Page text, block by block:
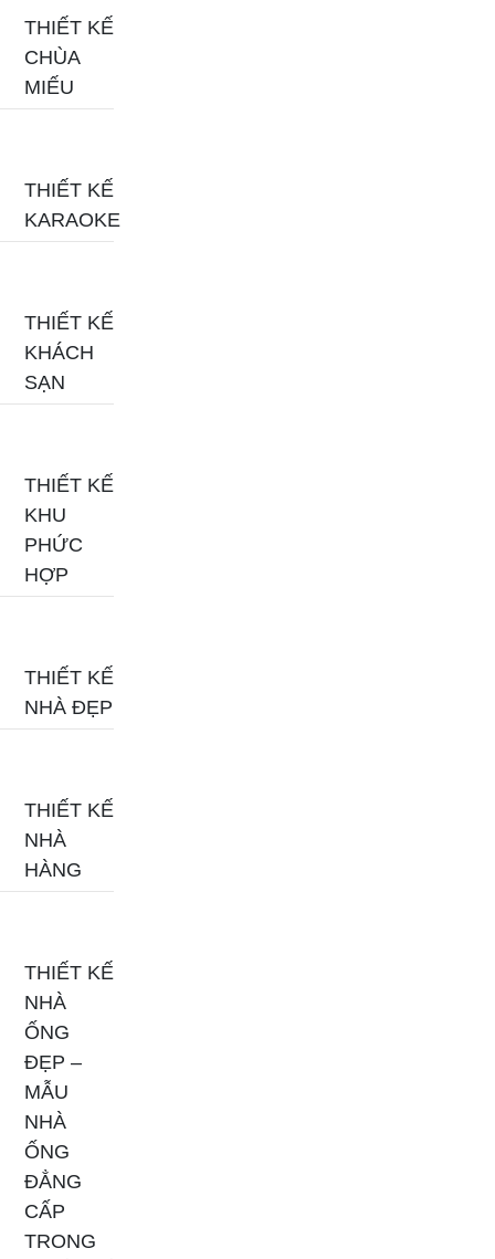
THIẾT KẾ
CHÙA
MIẾU
THIẾT KẾ
KARAOKE
THIẾT KẾ
KHÁCH
SẠN
THIẾT KẾ
KHU
PHỨC
HỢP
THIẾT KẾ
NHÀ ĐẸP
THIẾT KẾ
NHÀ
HÀNG
THIẾT KẾ
NHÀ
ỐNG
ĐẸP –
MẪU
NHÀ
ỐNG
ĐẲNG
CẤP
TRONG